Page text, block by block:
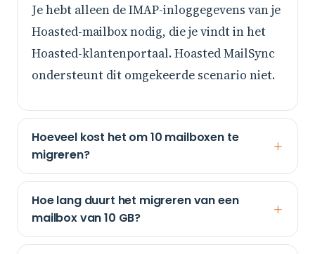
Je hebt alleen de IMAP-inloggegevens van je
Hoasted-mailbox nodig, die je vindt in het
Hoasted-klantenportaal. Hoasted MailSync
ondersteunt dit omgekeerde scenario niet.
Hoeveel kost het om 10 mailboxen te
migreren?
Hoe lang duurt het migreren van een
mailbox van 10 GB?